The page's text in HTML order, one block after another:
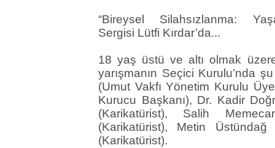
“Bireysel Silahsızlanma:
Sergisi Lütfi Kırdar’da...
18 yaş üstü ve altı olmak
yarışmanın Seçici Kurulu’nda
(Umut Vakfı Yönetim Kurulu
Kurucu Başkanı), Dr. Kadir
(Karikatürist), Salih
(Karikatürist), Metin
(Karikatürist).